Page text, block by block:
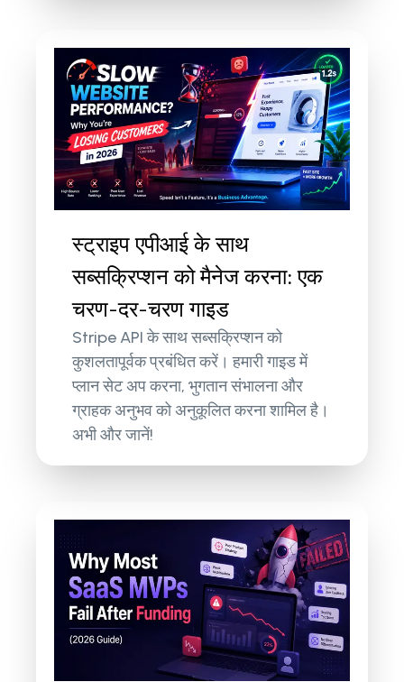
स्ट्राइप एपीआई के साथ
सब्सक्रिप्शन को मैनेज करना: एक
चरण-दर-चरण गाइड
Stripe API के साथ सब्सक्रिप्शन को
कुशलतापूर्वक प्रबंधित करें। हमारी गाइड में
प्लान सेट अप करना, भुगतान संभालना और
ग्राहक अनुभव को अनुकूलित करना शामिल है।
अभी और जानें!